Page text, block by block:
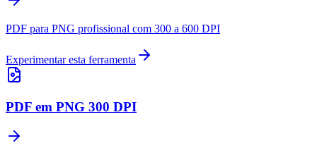
PDF para PNG profissional com 300 a 600 DPI
Experimentar esta ferramenta
PDF em PNG 300 DPI